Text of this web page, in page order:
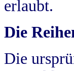
erlaubt.
Die
Die